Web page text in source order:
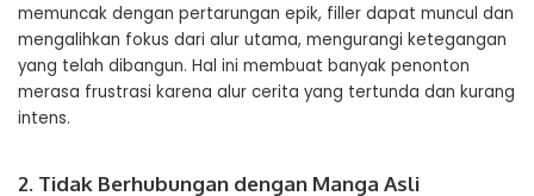
memuncak dengan pertarungan epik, filler dapat muncul dan
mengalihkan fokus dari alur utama, mengurangi ketegangan
yang telah dibangun. Hal ini membuat banyak penonton
merasa frustrasi karena alur cerita yang tertunda dan kurang
intens.
2. Tidak Berhubungan dengan Manga Asli